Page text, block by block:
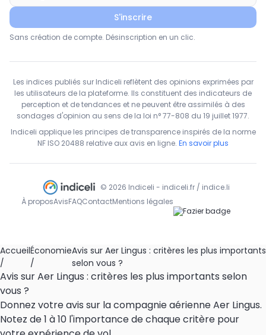
S'inscrire
Sans création de compte. Désinscription en un clic.
Les indices publiés sur Indiceli reflètent des opinions exprimées par
les utilisateurs de la plateforme. Ils constituent des indicateurs de
perception et de tendances et ne peuvent être assimilés à des
sondages d'opinion au sens de la loi n° 77-808 du 19 juillet 1977.
Indiceli applique les principes de transparence inspirés de la norme
NF ISO 20488 relative aux avis en ligne. En savoir plus
© 2026 Indiceli - indiceli.fr / indice.li
À proposAvisFAQContactMentions légales
Accueil
/
Économie
/
Avis sur Aer Lingus : critères les plus importants
selon vous ?
Avis sur Aer Lingus : critères les plus importants selon
vous ?
Donnez votre avis sur la compagnie aérienne Aer Lingus.
Notez de 1 à 10 l'importance de chaque critère pour